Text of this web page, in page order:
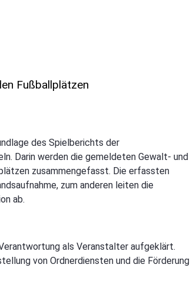
Fußballplätzen
des Spielberichts der
Darin werden die gemeldeten Gewalt- und
zusammengefasst. Die erfassten
zum anderen leiten die
ab.
als Veranstalter aufgeklärt.
von Ordnerdiensten und die Förderung